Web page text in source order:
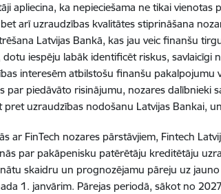
apliecina, ka nepieciešama ne tikai
arī uzraudzības kvalitātes stiprināšana
Latvijas Bankā, kas jau veic finanšu
dotu iespēju labāk identificēt riskus,
interesēm atbilstošu finanšu pakalpojumu
par piedāvāto risinājumu, nozares
pret uzraudzības nodošanu Latvijas Bankai,
ar FinTech nozares pārstāvjiem, Fintech
par pakāpenisku patērētāju kreditētāju
skaidru un prognozējamu pāreju uz
1. janvārim. Pārejas periodā, sākot no